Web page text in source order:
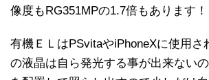
像度もRG351MPの1.7倍もあります！
有機ＥＬはPSvitaやiPhoneXに使用さ
の液晶は自ら発光する事が出来ない